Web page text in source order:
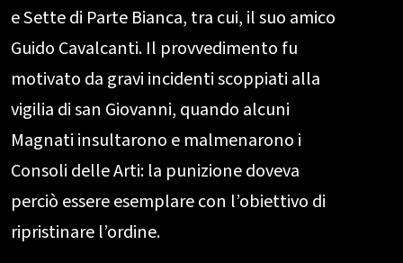
e Sette di Parte Bianca, tra cui, il suo amico
Guido Cavalcanti. Il provvedimento fu
motivato da gravi incidenti scoppiati alla
vigilia di san Giovanni, quando alcuni
Magnati insultarono e malmenarono i
Consoli delle Arti: la punizione doveva
perciò essere esemplare con l’obiettivo di
ripristinare l’ordine.